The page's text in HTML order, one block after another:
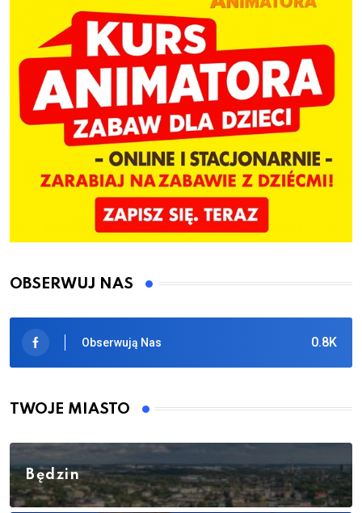
OBSERWUJ NAS
0.8K
Obserwują Nas
TWOJE MIASTO
Będzin